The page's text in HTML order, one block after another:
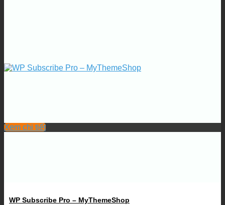
Xem chi tiết
WP Subscribe Pro – MyThemeShop